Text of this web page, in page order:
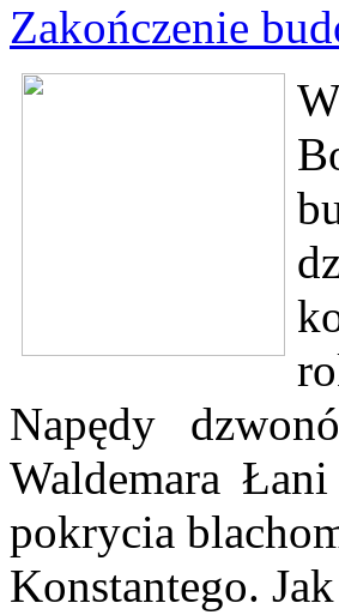
Zakończenie
Napędy
Waldemara
pokrycia
Konstantego.